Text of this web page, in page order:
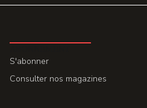
S'abonner
Consulter nos magazines